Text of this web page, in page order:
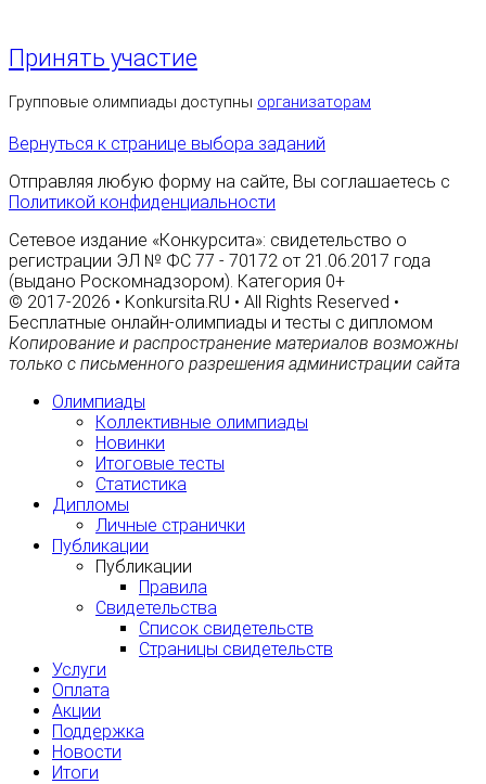
Принять участие
Групповые олимпиады доступны организаторам
Вернуться к странице выбора заданий
Отправляя любую форму на сайте, Вы соглашаетесь с
Политикой конфиденциальности
Сетевое издание «Конкурсита»: свидетельство о
регистрации ЭЛ № ФС 77 - 70172 от 21.06.2017 года
(выдано Роскомнадзором). Категория 0+
© 2017-2026 • Konkursita.RU • All Rights Reserved •
Бесплатные онлайн-олимпиады и тесты с дипломом
Копирование и распространение материалов возможны
только с письменного разрешения администрации сайта
Олимпиады
Коллективные олимпиады
Новинки
Итоговые тесты
Статистика
Дипломы
Личные странички
Публикации
Публикации
Правила
Свидетельства
Список свидетельств
Страницы свидетельств
Услуги
Оплата
Акции
Поддержка
Новости
Итоги